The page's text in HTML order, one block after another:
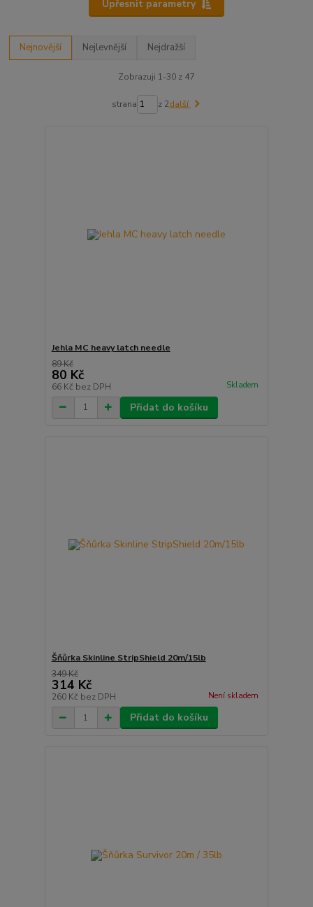
Upřesnit parametry
Nejnovější Nejlevnější Nejdražší
Zobrazuji 1-30 z 47
strana z 2další
Jehla MC heavy latch needle
89 Kč
80 Kč
66 Kč bez DPH Skladem
Přidat do košíku
Šňůrka Skinline StripShield 20m/15lb
349 Kč
314 Kč
260 Kč bez DPH Není skladem
Přidat do košíku